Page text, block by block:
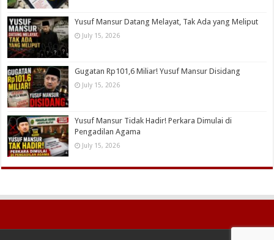
Yusuf Mansur Datang Melayat, Tak Ada yang Meliput
July 15, 2026
Gugatan Rp101,6 Miliar! Yusuf Mansur Disidang
July 15, 2026
Yusuf Mansur Tidak Hadir! Perkara Dimulai di
Pengadilan Agama
July 15, 2026